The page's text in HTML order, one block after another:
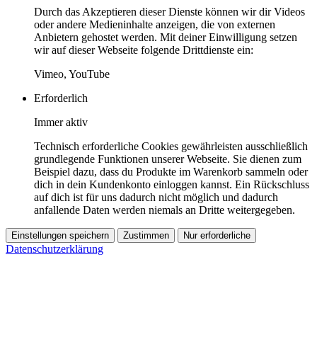
Durch das Akzeptieren dieser Dienste können wir dir Videos
oder andere Medieninhalte anzeigen, die von externen
Anbietern gehostet werden. Mit deiner Einwilligung setzen
wir auf dieser Webseite folgende Drittdienste ein:
Vimeo, YouTube
Erforderlich
Immer aktiv
Technisch erforderliche Cookies gewährleisten ausschließlich
grundlegende Funktionen unserer Webseite. Sie dienen zum
Beispiel dazu, dass du Produkte im Warenkorb sammeln oder
dich in dein Kundenkonto einloggen kannst. Ein Rückschluss
auf dich ist für uns dadurch nicht möglich und dadurch
anfallende Daten werden niemals an Dritte weitergegeben.
Einstellungen speichern Zustimmen Nur erforderliche
Datenschutzerklärung